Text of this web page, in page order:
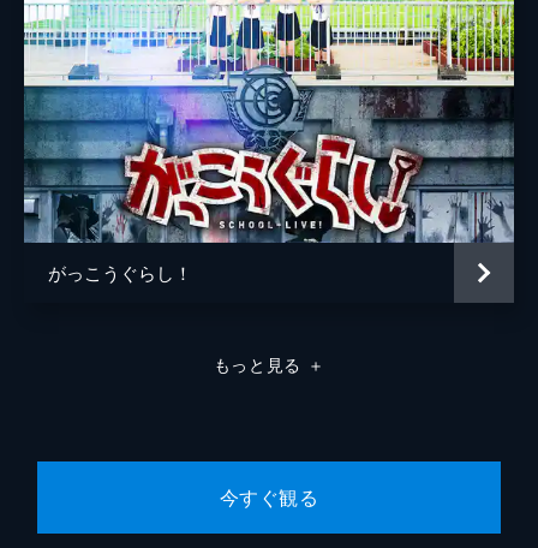
がっこうぐらし！
もっと見る ＋
今すぐ観る